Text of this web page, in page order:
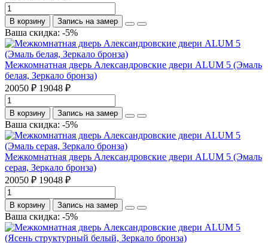
В корзину Запись на замер
Ваша скидка: -5%
Межкомнатная дверь Александровские двери ALUM 5 (Эмаль
белая, Зеркало бронза)
20050 ₽ 19048 ₽
В корзину Запись на замер
Ваша скидка: -5%
Межкомнатная дверь Александровские двери ALUM 5 (Эмаль
серая, Зеркало бронза)
20050 ₽ 19048 ₽
В корзину Запись на замер
Ваша скидка: -5%